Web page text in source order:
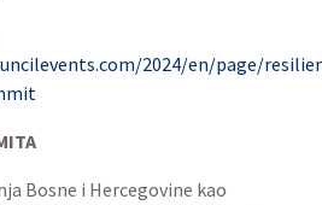
2024/en/page/
Bosne i Hercegovine kao